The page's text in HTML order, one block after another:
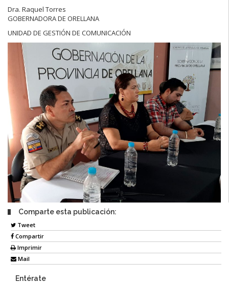
Dra. Raquel Torres
GOBERNADORA DE ORELLANA
UNIDAD DE GESTIÓN DE COMUNICACIÓN
Comparte esta publicación:
Tweet
Compartir
Imprimir
Mail
Entérate